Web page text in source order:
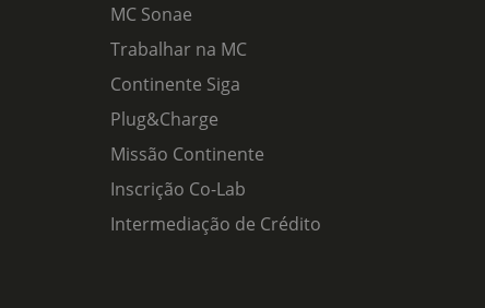
MC Sonae
Trabalhar na MC
Continente Siga
Plug&Charge
Missão Continente
Inscrição Co-Lab
Intermediação de Crédito